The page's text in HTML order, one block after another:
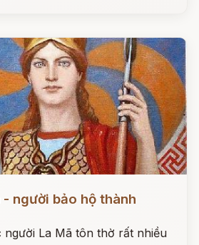
- người bảo hộ thành
người La Mã tôn thờ rất nhiều